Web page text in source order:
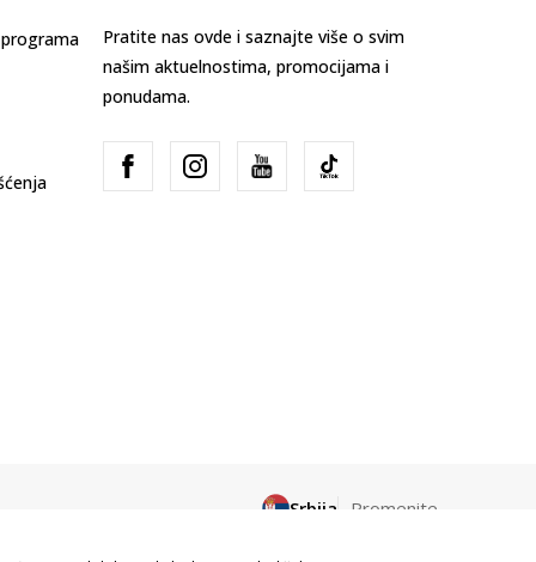
Pratite nas ovde i saznajte više o svim
našim aktuelnostima, promocijama i
ponudama.
Srbija Promenite